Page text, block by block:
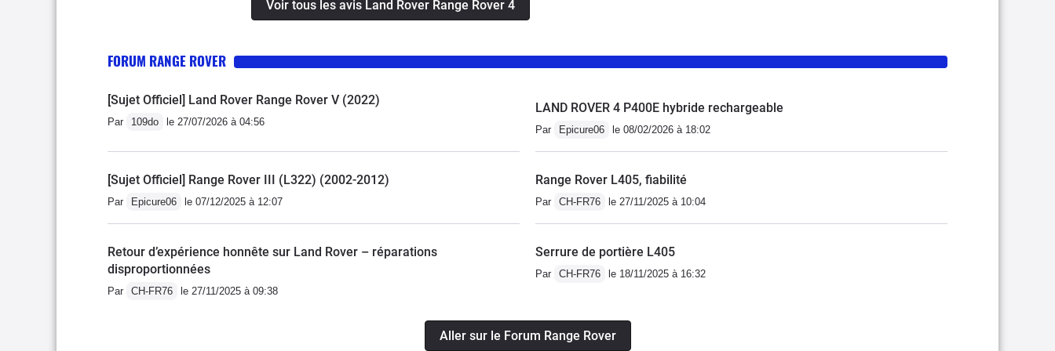
un mail a land rover lui demandant de me l ecrire Et ceci il y a plusieurs
sans fil est idéal pour les enfants.
Voir tous les avis Land Rover Range Rover 4
FORUM RANGE ROVER
[Sujet Officiel] Land Rover Range Rover V (2022)
Par 109do le 27/07/2026 à 04:56
LAND ROVER 4 P400E hybride rechargeable
Par Epicure06 le 08/02/2026 à 18:02
[Sujet Officiel] Range Rover III (L322) (2002-2012)
Par Epicure06 le 07/12/2025 à 12:07
Range Rover L405, fiabilité
Par CH-FR76 le 27/11/2025 à 10:04
Retour d’expérience honnête sur Land Rover – réparations
disproportionnées
Par CH-FR76 le 27/11/2025 à 09:38
Serrure de portière L405
Par CH-FR76 le 18/11/2025 à 16:32
Aller sur le Forum Range Rover